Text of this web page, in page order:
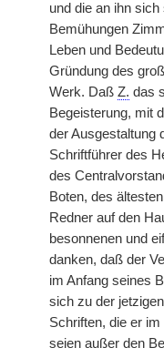
und die an ihn
Bemühungen
Leben und
Gründung des
Werk. Daß Z. das
Begeisterung, mit
der Ausgestaltung
Schriftführer des
des
Boten, des
Redner auf den
besonnenen und
danken, daß der
im Anfang seines
sich zu der
Schriften, die er
seien außer den